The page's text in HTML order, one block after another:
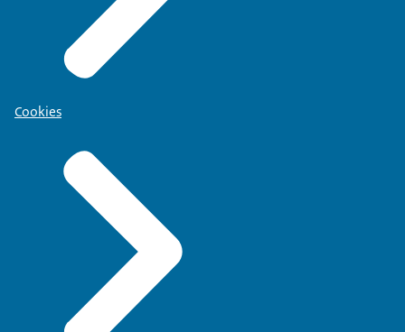
Cookies